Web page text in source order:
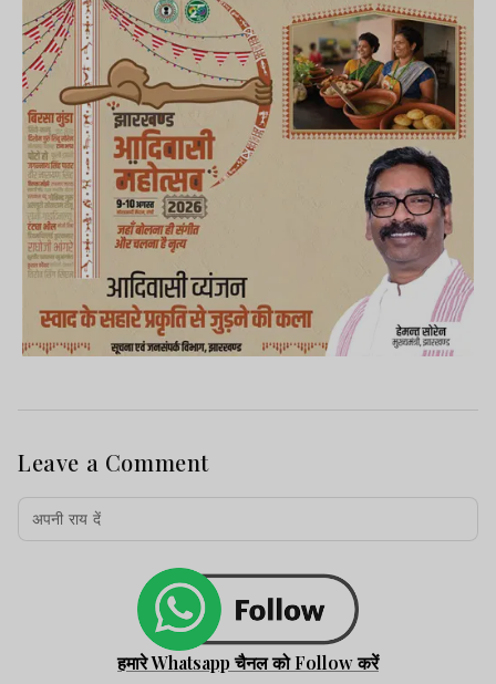
Leave a Comment
हमारे Whatsapp चैनल को Follow करें